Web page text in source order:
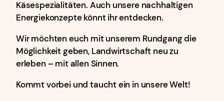
Käsespezialitäten. Auch unsere nachhaltigen
Energiekonzepte könnt ihr entdecken.
Wir möchten euch mit unserem Rundgang die
Möglichkeit geben, Landwirtschaft neu zu
erleben – mit allen Sinnen.
Kommt vorbei und taucht ein in unsere Welt!